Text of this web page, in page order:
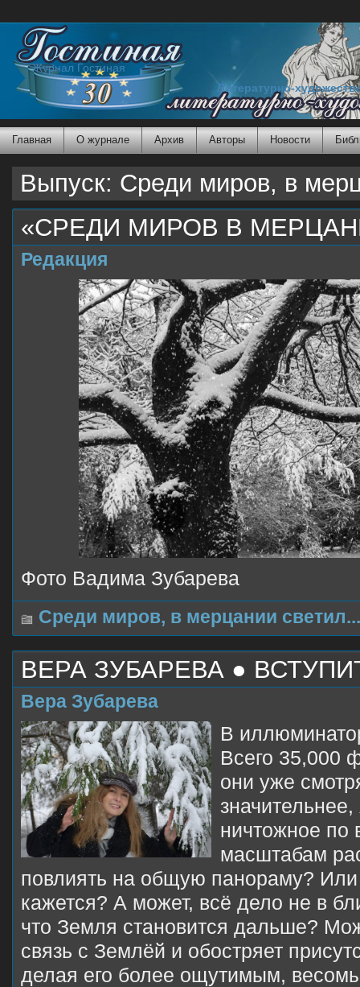
Журнал Гостиная
Литературно-
Главная О журнале Архив Авторы Новости
Выпуск: Среди миров, в
«СРЕДИ МИРОВ В
Редакция
Фото Вадима Зубарева
Среди миров, в мерцании светил...
ВЕРА ЗУБАРЕВА ●
Вера Зубарева
В
Всего 35,000
они уже
ничтожное по
масштабам
повлиять на общую панораму? Или
кажется? А может, всё дело не в
что Земля становится дальше?
связь с Землёй и обостряет
делая его более ощутимым,